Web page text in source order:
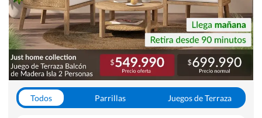
Todos Parrillas
Juegos de Terraza